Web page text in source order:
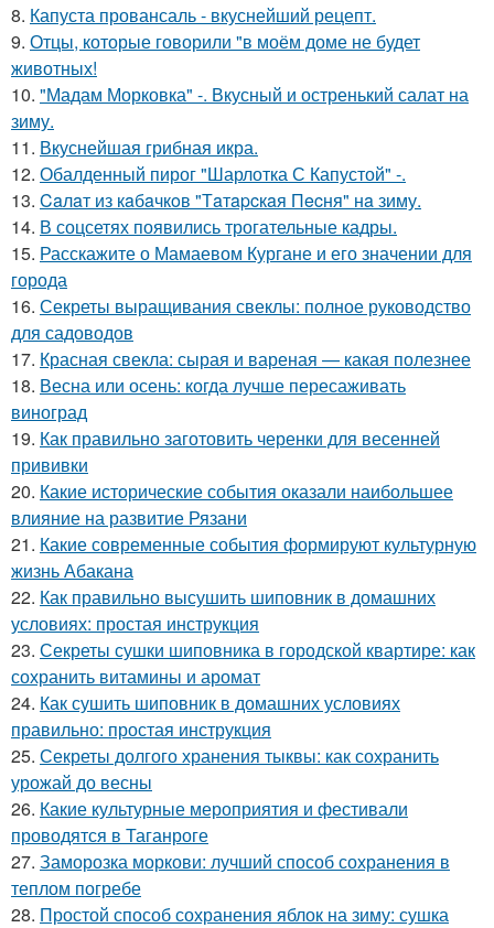
8. Капуста провансаль - вкуснейший рецепт.
9. Отцы, которые говорили "в моём доме не будет
животных!
10. "Мадам Морковка" -. Вкусный и остренький салат на
зиму.
11. Вкуснейшая грибная икра.
12. Обалденный пирог "Шарлотка С Капустой" -.
13. Caлaт из кaбaчкoв "Тaтapcкaя Пecня" нa зиму.
14. В соцсетях появились трогательные кадры.
15. Расскажите о Мамаевом Кургане и его значении для
города
16. Секреты выращивания свеклы: полное руководство
для садоводов
17. Красная свекла: сырая и вареная — какая полезнее
18. Весна или осень: когда лучше пересаживать
виноград
19. Как правильно заготовить черенки для весенней
прививки
20. Какие исторические события оказали наибольшее
влияние на развитие Рязани
21. Какие современные события формируют культурную
жизнь Абакана
22. Как правильно высушить шиповник в домашних
условиях: простая инструкция
23. Секреты сушки шиповника в городской квартире: как
сохранить витамины и аромат
24. Как сушить шиповник в домашних условиях
правильно: простая инструкция
25. Секреты долгого хранения тыквы: как сохранить
урожай до весны
26. Какие культурные мероприятия и фестивали
проводятся в Таганроге
27. Заморозка моркови: лучший способ сохранения в
теплом погребе
28. Простой способ сохранения яблок на зиму: сушка